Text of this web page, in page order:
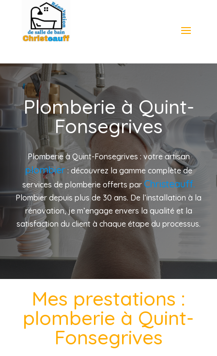
Plomberie à Quint-
Fonsegrives
Plomberie à Quint-Fonsegrives : votre artisan
plombier : découvrez la gamme complète de
services de plomberie offerts par Christeauff.
Plombier depuis plus de 30 ans. De l’installation à la
rénovation, je m’engage envers la qualité et la
satisfaction du client à chaque étape du processus.
Mes prestations :
plomberie à Quint-
Fonsegrives